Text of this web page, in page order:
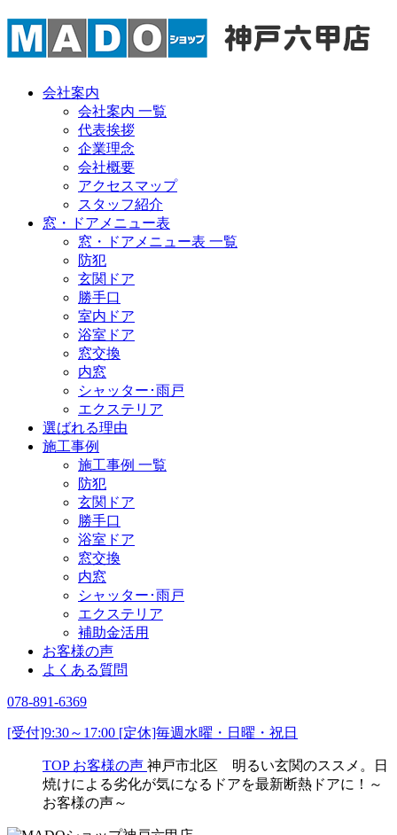
会社案内
会社案内 一覧
代表挨拶
企業理念
会社概要
アクセスマップ
スタッフ紹介
窓・ドアメニュー表
窓・ドアメニュー表 一覧
防犯
玄関ドア
勝手口
室内ドア
浴室ドア
窓交換
内窓
シャッター･雨戸
エクステリア
選ばれる理由
施工事例
施工事例 一覧
防犯
玄関ドア
勝手口
浴室ドア
窓交換
内窓
シャッター･雨戸
エクステリア
補助金活用
お客様の声
よくある質問
078-891-6369
[受付]9:30～17:00 [定休]毎週水曜・日曜・祝日
TOP お客様の声 神戸市北区 明るい玄関のススメ。日
焼けによる劣化が気になるドアを最新断熱ドアに！～
お客様の声～